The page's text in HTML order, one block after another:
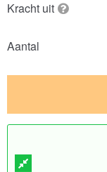
Kracht uit
Aantal